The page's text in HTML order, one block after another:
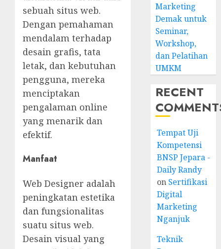
sebuah situs web.
Dengan pemahaman
mendalam terhadap
desain grafis, tata
letak, dan kebutuhan
pengguna, mereka
menciptakan
pengalaman online
yang menarik dan
efektif.
Manfaat
Web Designer adalah
peningkatan estetika
dan fungsionalitas
suatu situs web.
Desain visual yang
Marketing
Demak untuk
Seminar,
Workshop,
dan Pelatihan
UMKM
RECENT
Tempat Uji
Kompetensi
BNSP Jepara -
Daily Randy
on Sertifikasi
Digital
Marketing
Nganjuk
Teknik